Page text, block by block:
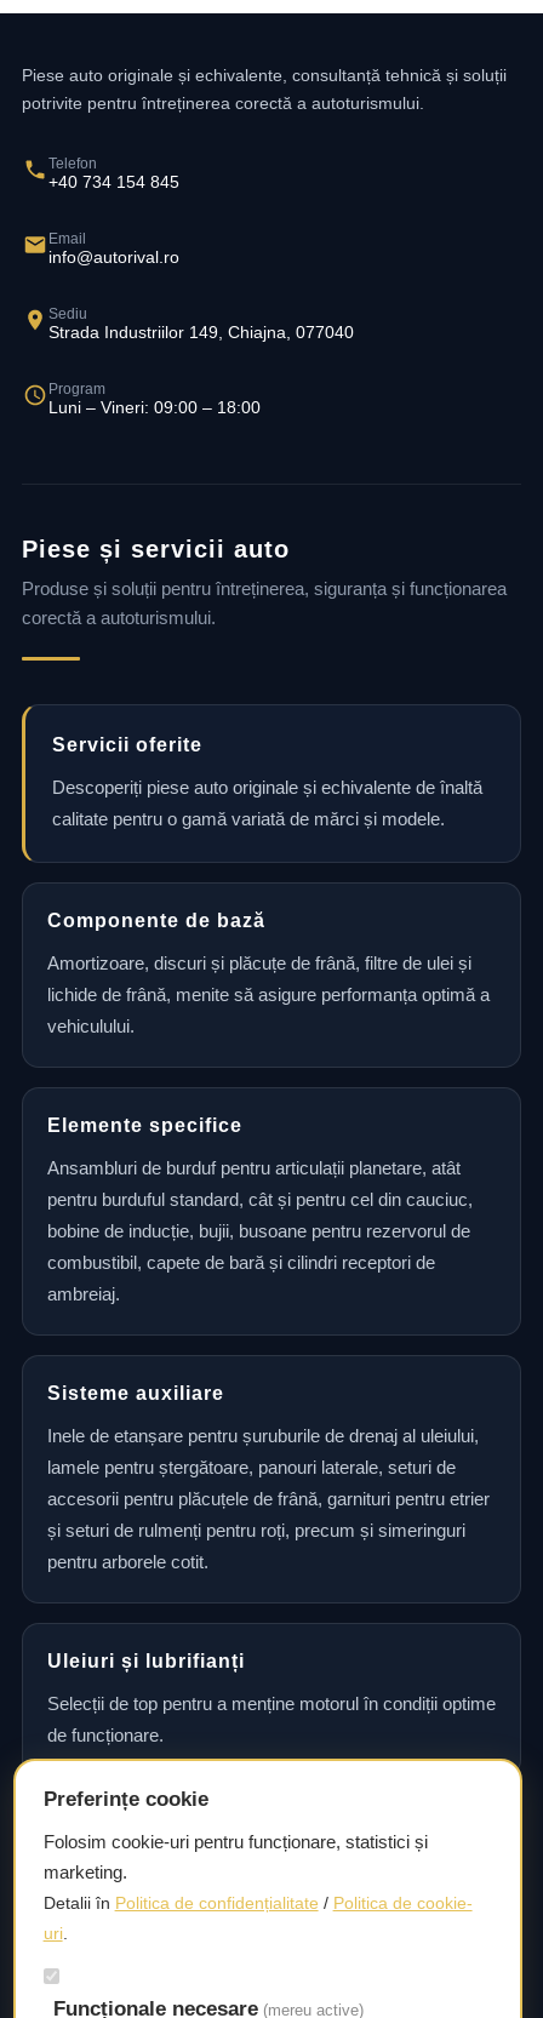
Piese auto originale și echivalente, consultanță tehnică și soluții
potrivite pentru întreținerea corectă a autoturismului.
Telefon
+40 734 154 845
Email
info@autorival.ro
Sediu
Strada Industriilor 149, Chiajna, 077040
Program
Luni – Vineri: 09:00 – 18:00
Piese și servicii auto
Produse și soluții pentru întreținerea, siguranța și funcționarea
corectă a autoturismului.
Servicii oferite
Descoperiți piese auto originale și echivalente de înaltă
calitate pentru o gamă variată de mărci și modele.
Componente de bază
Amortizoare, discuri și plăcuțe de frână, filtre de ulei și
lichide de frână, menite să asigure performanța optimă a
vehiculului.
Elemente specifice
Ansambluri de burduf pentru articulații planetare, atât
pentru burduful standard, cât și pentru cel din cauciuc,
bobine de inducție, bujii, busoane pentru rezervorul de
combustibil, capete de bară și cilindri receptori de
ambreiaj.
Sisteme auxiliare
Inele de etanșare pentru șuruburile de drenaj al uleiului,
lamele pentru ștergătoare, panouri laterale, seturi de
accesorii pentru plăcuțele de frână, garnituri pentru etrier
și seturi de rulmenți pentru roți, precum și simeringuri
pentru arborele cotit.
Uleiuri și lubrifianți
Selecții de top pentru a menține motorul în condiții optime
de funcționare.
Consultanță și asistență tehnică
Consultanță și asistență tehnică pentru alegerea pieselor
potrivite și efectuarea reparațiilor sau întreținerii corecte.
Livrare rapidă
Preferințe cookie
Folosim cookie-uri pentru funcționare, statistici și
marketing.
Detalii în Politica de confidențialitate / Politica de cookie-
uri.
Funcționale necesare (mereu active)